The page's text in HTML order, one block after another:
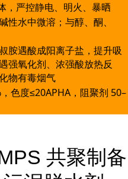
严控静电、明火、暴晒
性水中微溶；与醇、酮、
胺遇酸成阳离子盐，提升吸
强氧化剂、浓强酸放热反
物有毒烟气
色度≤20APHA，阻聚剂 50–
共聚制备